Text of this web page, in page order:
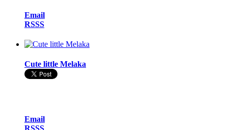
Email
RSSS
Cute little Melaka
Email
RSSS